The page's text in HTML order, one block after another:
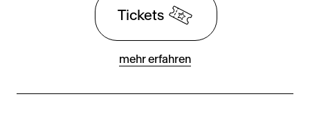
Tickets
mehr erfahren